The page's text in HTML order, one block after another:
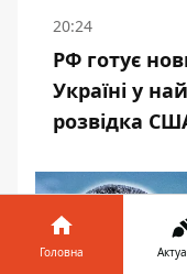
20:24
РФ готує
Україні у
розвідка
Головна